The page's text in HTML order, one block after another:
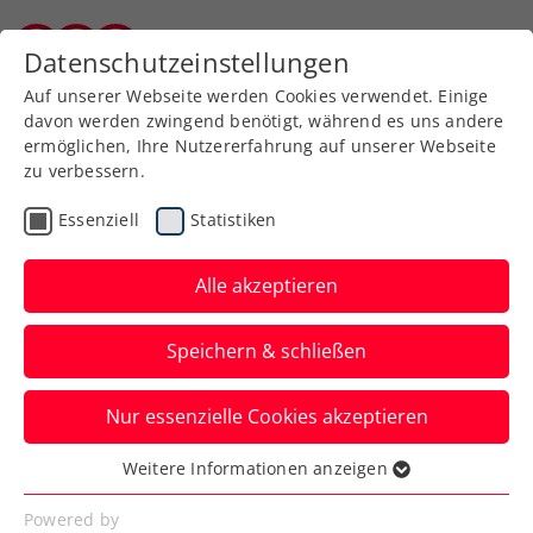
Zurück zur Newsübersicht
Allgemeine Klasse
ÖSM 2021: Eva Nyikos
kämpft tapfer, David
Pichler siegt
Am Achtelfinaltag bei den Energie
Burgenland ÖTV-Staatsmeisterschaften
waren mit Eva Nyikos und David Pichler
zwei rot-goldene Vertreter im Einsatz.
Nyikos unterlag der topgesetzten Barbara
Datenschutzeinstellungen
Auf unserer Webseite werden Cookies verwendet. Einige
davon werden zwingend benötigt, während es uns andere
ermöglichen, Ihre Nutzererfahrung auf unserer Webseite
zu verbessern.
Essenziell Statistiken
Alle akzeptieren
Speichern & schließen
Nur essenzielle Cookies akzeptieren
Essenziell
Essenzielle Cookies werden für grundlegende
Weitere Informationen anzeigen
Powered by